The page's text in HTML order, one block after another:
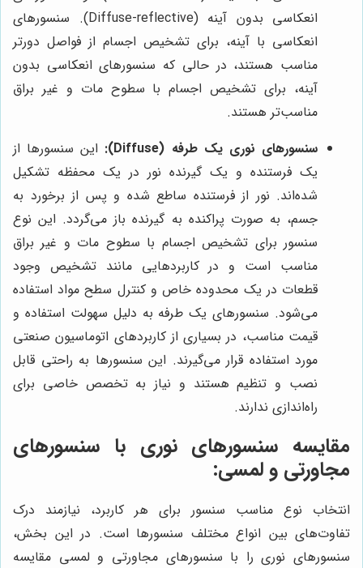
انعکاسی بدون آینه (Diffuse-reflective). سنسورهای
انعکاسی با آینه، برای تشخیص اجسام از فواصل دورتر
مناسب هستند، در حالی که سنسورهای انعکاسی بدون
آینه، برای تشخیص اجسام با سطوح مات و غیر براق
مناسب‌تر هستند.
سنسورهای نوری یک طرفه (Diffuse):
این سنسورها از
یک فرستنده و یک گیرنده نور در یک محفظه تشکیل
شده‌اند. نور از فرستنده ساطع شده و پس از برخورد به
جسم، به صورت پراکنده به گیرنده باز می‌گردد. این نوع
سنسور برای تشخیص اجسام با سطوح مات و غیر براق
مناسب است و در کاربردهایی مانند تشخیص وجود
قطعات در یک محدوده خاص و کنترل سطح مواد استفاده
می‌شود. سنسورهای یک طرفه به دلیل سهولت استفاده و
قیمت مناسب، در بسیاری از کاربردهای اتوماسیون صنعتی
مورد استفاده قرار می‌گیرند. این سنسورها به راحتی قابل
نصب و تنظیم هستند و نیاز به تخصص خاصی برای
راه‌اندازی ندارند.
مقایسه سنسورهای نوری با سنسورهای
مجاورتی و لمسی:
انتخاب نوع مناسب سنسور برای هر کاربرد، نیازمند درک
تفاوت‌های بین انواع مختلف سنسورها است. در این بخش،
سنسورهای نوری را با سنسورهای مجاورتی و لمسی مقایسه